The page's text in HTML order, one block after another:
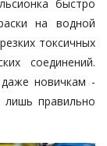
быстро
на водной
токсичных
соединений.
новичкам -
лишь правильно